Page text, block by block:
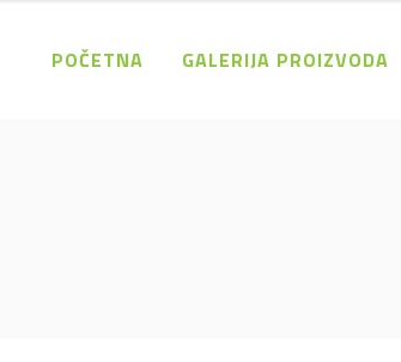
POČETNA GALERIJA PROIZVODA